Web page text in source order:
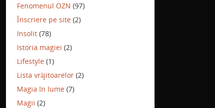
Fenomenul OZN (97)
Înscriere pe site (2)
Insolit (78)
Istoria magiei (2)
Lifestyle (1)
Lista vrăjitoarelor (2)
Magia în lume (7)
Magii (2)